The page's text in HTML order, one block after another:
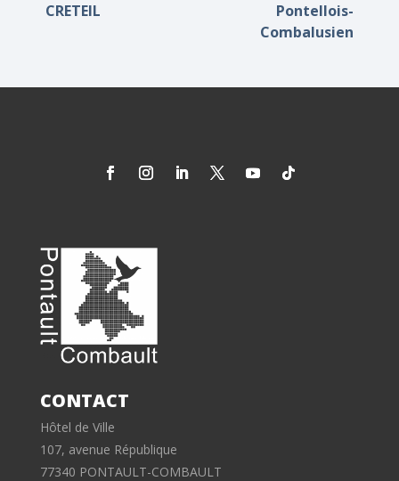
CRETEIL
Pontellois-
Combalusien
CONTACT
Hôtel de Ville
107, avenue République
77340 PONTAULT-COMBAULT